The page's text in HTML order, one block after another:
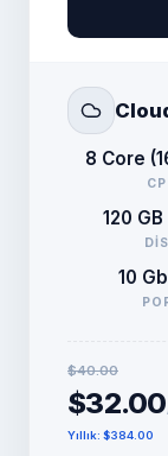
8 Core
120 GB
10
$40.00
$32.00
Yıllık: $384.00